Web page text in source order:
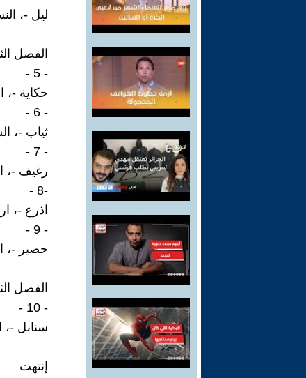
ليل -،
الفصل
- 5 -
حكاية -
- 6 -
ثياب -،
- 7 -
رغيف -،
-8 -
اذرع -،
- 9 -
حصير -،
الفصل
- 10 -
سنابل -،
إنتهت